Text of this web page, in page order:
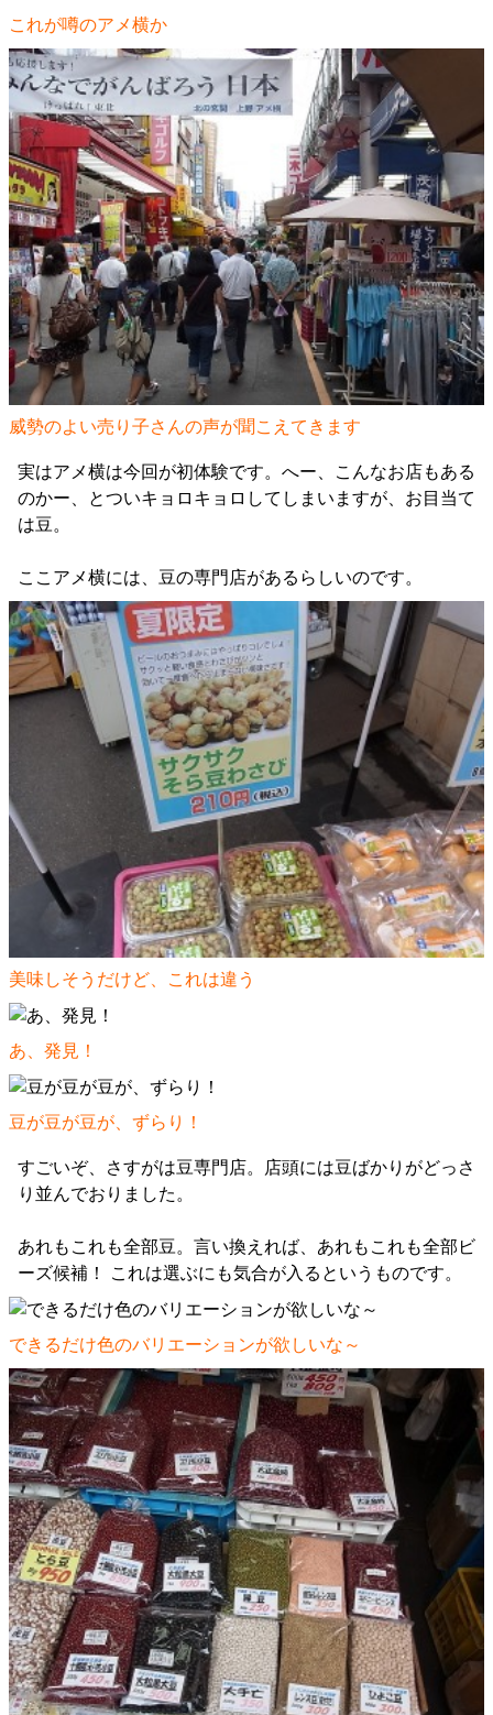
これが噂のアメ横か
威勢のよい売り子さんの声が聞こえてきます
実はアメ横は今回が初体験です。へー、こんなお店もある
のかー、とついキョロキョロしてしまいますが、お目当て
は豆。
ここアメ横には、豆の専門店があるらしいのです。
美味しそうだけど、これは違う
あ、発見！
豆が豆が豆が、ずらり！
すごいぞ、さすがは豆専門店。店頭には豆ばかりがどっさ
り並んでおりました。
あれもこれも全部豆。言い換えれば、あれもこれも全部ビ
ーズ候補！ これは選ぶにも気合が入るというものです。
できるだけ色のバリエーションが欲しいな～